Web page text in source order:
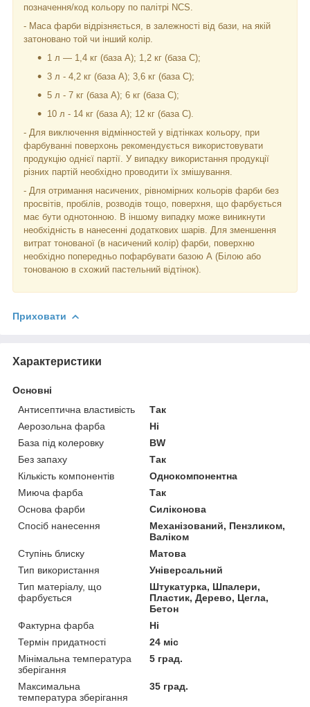
позначення/код кольору по палітрі NCS.
- Маса фарби відрізняється, в залежності від бази, на якій
затоновано той чи інший колір.
1 л — 1,4 кг (база А); 1,2 кг (база С);
3 л - 4,2 кг (база А); 3,6 кг (база C);
5 л - 7 кг (база А); 6 кг (база С);
10 л - 14 кг (база А); 12 кг (база С).
- Для виключення відмінностей у відтінках кольору, при
фарбуванні поверхонь рекомендується використовувати
продукцію однієї партії. У випадку використання продукції
різних партій необхідно проводити їх змішування.
- Для отримання насичених, рівномірних кольорів фарби без
просвітів, пробілів, розводів тощо, поверхня, що фарбується
має бути однотонною. В іншому випадку може виникнути
необхідність в нанесенні додаткових шарів. Для зменшення
витрат тонованої (в насичений колір) фарби, поверхню
необхідно попередньо пофарбувати базою А (Білою або
тонованою в схожий пастельний відтінок).
Приховати
Характеристики
Основні
Антисептична властивість
Так
Аерозольна фарба
Ні
База під колеровку
BW
Без запаху
Так
Кількість компонентів
Однокомпонентна
Миюча фарба
Так
Основа фарби
Силіконова
Спосіб нанесення
Механізований, Пензликом,
Валіком
Ступінь блиску
Матова
Тип використання
Універсальний
Тип матеріалу, що
фарбується
Штукатурка, Шпалери,
Пластик, Дерево, Цегла,
Бетон
Фактурна фарба
Ні
Термін придатності
24 міс
Мінімальна температура
зберігання
5 град.
Максимальна
температура зберігання
35 град.